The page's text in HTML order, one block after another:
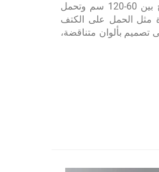
تصميم حزام كتف قابل للتعديل بطول يتراوح بين 60-120 سم وتحمل
مثل الحمل على الكتف
تصميم بألوان متناقضة،